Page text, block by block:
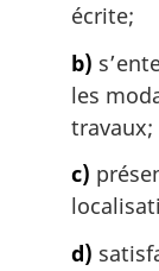
écrite;
b)
les
travaux;
c)
d)